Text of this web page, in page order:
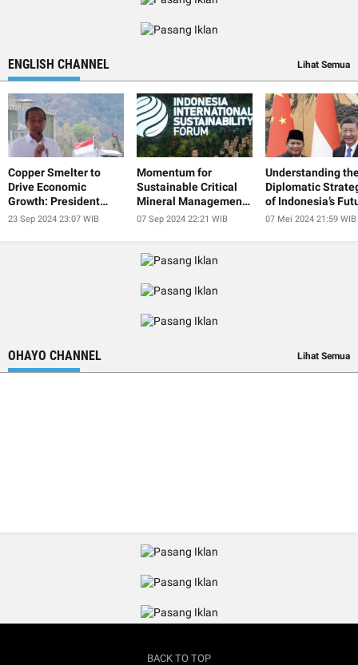
ENGLISH CHANNEL Lihat Semua
Copper Smelter to
Drive Economic
Growth: President
Jokowi
23 Sep 2024 23:07 WIB
Momentum for
Sustainable Critical
Mineral Management
at IISF 2024
07 Sep 2024 22:21 WIB
Understanding
Diplomatic
of Indonesia’s
President
07 Mei 2024 21:59 WIB
OHAYO CHANNEL Lihat Semua
BACK TO TOP